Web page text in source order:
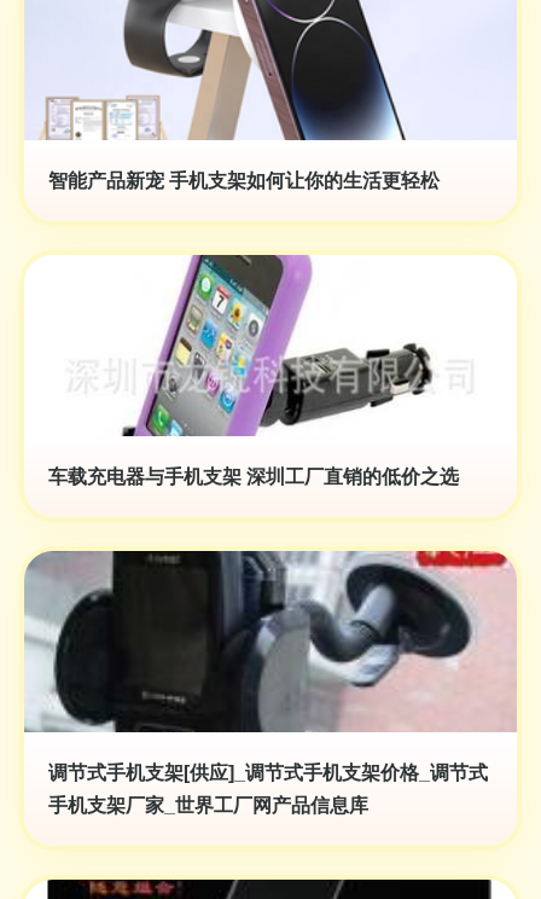
智能产品新宠 手机支架如何让你的生活更轻松
车载充电器与手机支架 深圳工厂直销的低价之选
调节式手机支架[供应]_调节式手机支架价格_调节式
手机支架厂家_世界工厂网产品信息库